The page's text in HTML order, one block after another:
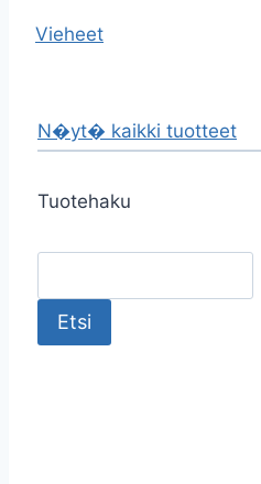
Vieheet
N�yt� kaikki tuotteet
Tuotehaku